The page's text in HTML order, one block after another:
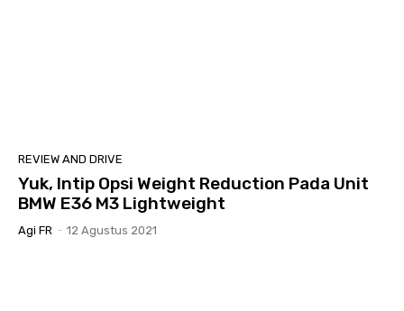
REVIEW AND DRIVE
Yuk, Intip Opsi Weight Reduction Pada Unit
BMW E36 M3 Lightweight
Agi FR - 12 Agustus 2021